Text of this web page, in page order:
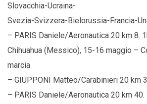
Slovacchia-Ucraina-
Svezia-Svizzera-Bielorussia-Francia-
– PARIS Daniele/Aeronautica 20 km 8.
Chihuahua (Messico), 15-16 maggio –
marcia
– GIUPPONI Matteo/Carabinieri 20 km
– PARIS Daniele/Aeronautica 20 km 40.